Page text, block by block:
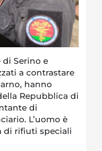
di Serino e
a contrastare
hanno
Repubblica di
di
L’uomo è
di rifiuti speciali